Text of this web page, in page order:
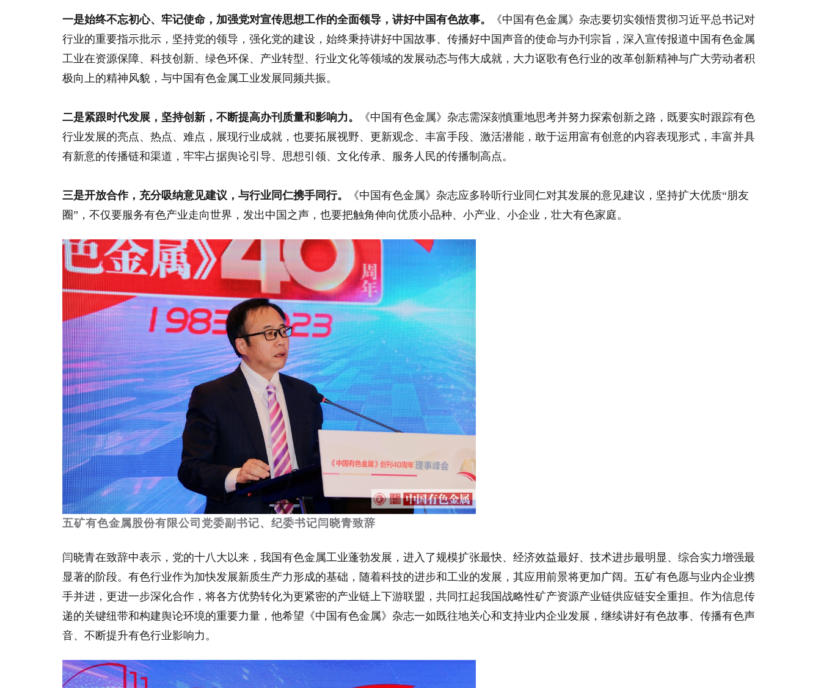
一是始终不忘初心、牢记使命，加强党对宣传思想工作的全面领导，讲好中国有色故事。
《中国有色金属》杂志要切实领悟贯彻习近平总书记对
行业的重要指示批示，坚持党的领导，强化党的建设，始终秉持讲好中国故事、传播好中国声音的使命与办刊宗旨，深入宣传报道中国有色金属
工业在资源保障、科技创新、绿色环保、产业转型、行业文化等领域的发展动态与伟大成就，大力讴歌有色行业的改革创新精神与广大劳动者积
极向上的精神风貌，与中国有色金属工业发展同频共振。
二是紧跟时代发展，坚持创新，不断提高办刊质量和影响力。
《中国有色金属》杂志需深刻慎重地思考并努力探索创新之路，既要实时跟踪有色
行业发展的亮点、热点、难点，展现行业成就，也要拓展视野、更新观念、丰富手段、激活潜能，敢于运用富有创意的内容表现形式，丰富并具
有新意的传播链和渠道，牢牢占据舆论引导、思想引领、文化传承、服务人民的传播制高点。
三是开放合作，充分吸纳意见建议，与行业同仁携手同行。
《中国有色金属》杂志应多聆听行业同仁对其发展的意见建议，坚持扩大优质“朋友
圈”，不仅要服务有色产业走向世界，发出中国之声，也要把触角伸向优质小品种、小产业、小企业，壮大有色家庭。
五矿有色金属股份有限公司党委副书记、纪委书记闫晓青致辞
闫晓青在致辞中表示，党的十八大以来，我国有色金属工业蓬勃发展，进入了规模扩张最快、经济效益最好、技术进步最明显、综合实力增强最
显著的阶段。有色行业作为加快发展新质生产力形成的基础，随着科技的进步和工业的发展，其应用前景将更加广阔。五矿有色愿与业内企业携
手并进，更进一步深化合作，将各方优势转化为更紧密的产业链上下游联盟，共同扛起我国战略性矿产资源产业链供应链安全重担。作为信息传
递的关键纽带和构建舆论环境的重要力量，他希望《中国有色金属》杂志一如既往地关心和支持业内企业发展，继续讲好有色故事、传播有色声
音、不断提升有色行业影响力。